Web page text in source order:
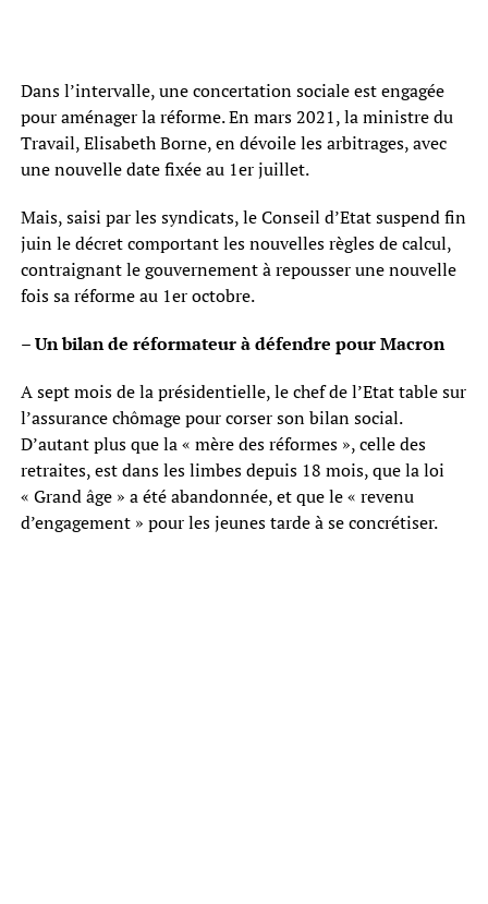
Dans l’intervalle, une concertation sociale est engagée
pour aménager la réforme. En mars 2021, la ministre du
Travail, Elisabeth Borne, en dévoile les arbitrages, avec
une nouvelle date fixée au 1er juillet.
Mais, saisi par les syndicats, le Conseil d’Etat suspend fin
juin le décret comportant les nouvelles règles de calcul,
contraignant le gouvernement à repousser une nouvelle
fois sa réforme au 1er octobre.
– Un bilan de réformateur à défendre pour Macron
A sept mois de la présidentielle, le chef de l’Etat table sur
l’assurance chômage pour corser son bilan social.
D’autant plus que la « mère des réformes », celle des
retraites, est dans les limbes depuis 18 mois, que la loi
« Grand âge » a été abandonnée, et que le « revenu
d’engagement » pour les jeunes tarde à se concrétiser.